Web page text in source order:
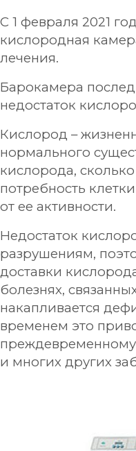
С 1 февраля 2021
кислородная
лечения.
Барокамера
недостаток
Кислород –
нормального
кислорода,
потребность
от ее активности.
Недостаток
разрушениям,
доставки
болезнях,
накапливается
временем это
преждевременному
и многих других